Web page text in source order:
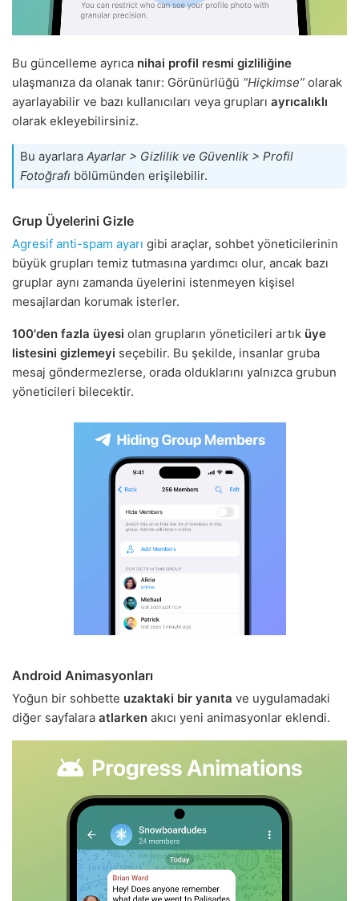
Bu güncelleme ayrıca nihai profil resmi gizliliğine
ulaşmanıza da olanak tanır: Görünürlüğü “Hiçkimse” olarak
ayarlayabilir ve bazı kullanıcıları veya grupları ayrıcalıklı
olarak ekleyebilirsiniz.
Bu ayarlara Ayarlar > Gizlilik ve Güvenlik > Profil
Fotoğrafı bölümünden erişilebilir.
Grup Üyelerini Gizle
Agresif anti-spam ayarı gibi araçlar, sohbet yöneticilerinin
büyük grupları temiz tutmasına yardımcı olur, ancak bazı
gruplar aynı zamanda üyelerini istenmeyen kişisel
mesajlardan korumak isterler.
100'den fazla üyesi olan grupların yöneticileri artık üye
listesini gizlemeyi seçebilir. Bu şekilde, insanlar gruba
mesaj göndermezlerse, orada olduklarını yalnızca grubun
yöneticileri bilecektir.
Android Animasyonları
Yoğun bir sohbette uzaktaki bir yanıta ve uygulamadaki
diğer sayfalara atlarken akıcı yeni animasyonlar eklendi.